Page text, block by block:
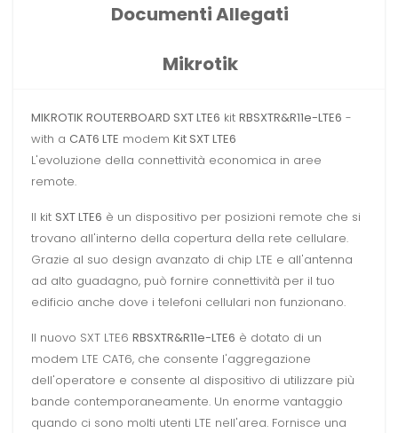
Documenti Allegati
Mikrotik
MIKROTIK ROUTERBOARD SXT LTE6 kit RBSXTR&R11e-LTE6 -
with a CAT6 LTE modem Kit SXT LTE6
L'evoluzione della connettività economica in aree
remote.
Il kit SXT LTE6 è un dispositivo per posizioni remote che si
trovano all'interno della copertura della rete cellulare.
Grazie al suo design avanzato di chip LTE e all'antenna
ad alto guadagno, può fornire connettività per il tuo
edificio anche dove i telefoni cellulari non funzionano.
Il nuovo SXT LTE6 RBSXTR&R11e-LTE6 è dotato di un
modem LTE CAT6, che consente l'aggregazione
dell'operatore e consente al dispositivo di utilizzare più
bande contemporaneamente. Un enorme vantaggio
quando ci sono molti utenti LTE nell'area. Fornisce una